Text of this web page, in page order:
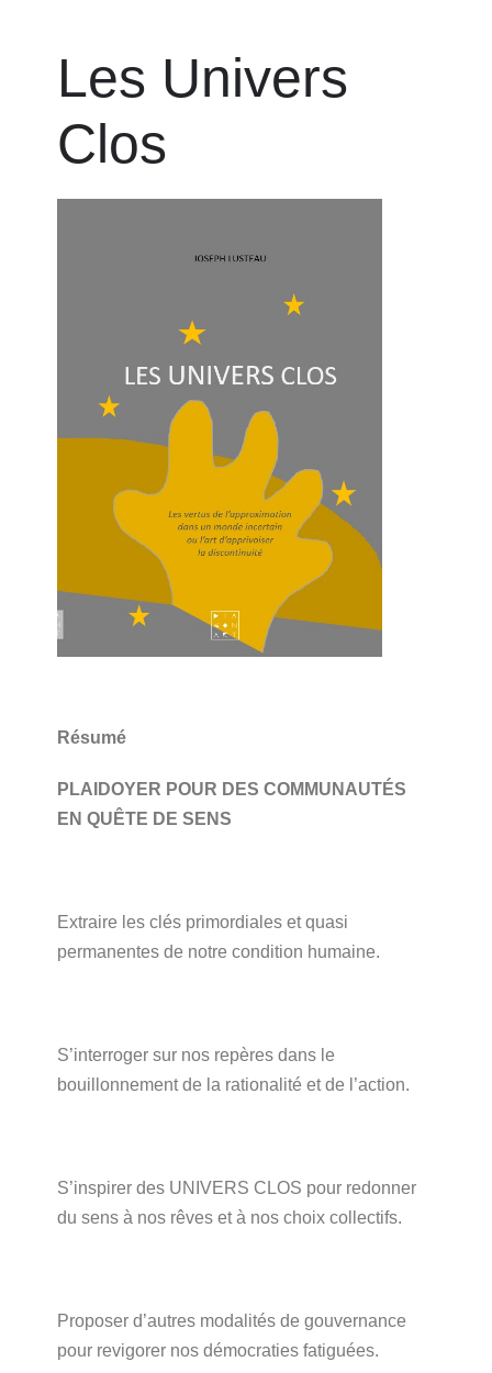
Les Univers
Clos
Résumé
PLAIDOYER POUR DES COMMUNAUTÉS
EN QUÊTE DE SENS
Extraire les clés primordiales et quasi
permanentes de notre condition humaine.
S’interroger sur nos repères dans le
bouillonnement de la rationalité et de l’action.
S’inspirer des UNIVERS CLOS pour redonner
du sens à nos rêves et à nos choix collectifs.
Proposer d’autres modalités de gouvernance
pour revigorer nos démocraties fatiguées.